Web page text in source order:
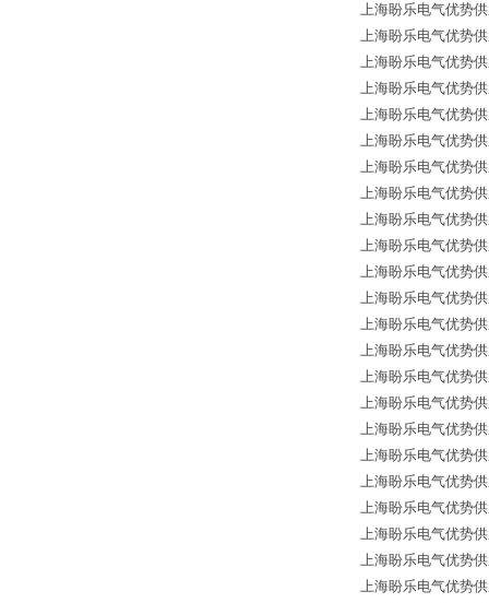
上海盼乐电气优势
上海盼乐电气优势
上海盼乐电气优势
上海盼乐电气优势
上海盼乐电气优势
上海盼乐电气优势
上海盼乐电气优势
上海盼乐电气优势
上海盼乐电气优势
上海盼乐电气优势
上海盼乐电气优势
上海盼乐电气优势
上海盼乐电气优势
上海盼乐电气优势
上海盼乐电气优势
上海盼乐电气优势
上海盼乐电气优势
上海盼乐电气优势
上海盼乐电气优势
上海盼乐电气优势
上海盼乐电气优势
上海盼乐电气优势
上海盼乐电气优势